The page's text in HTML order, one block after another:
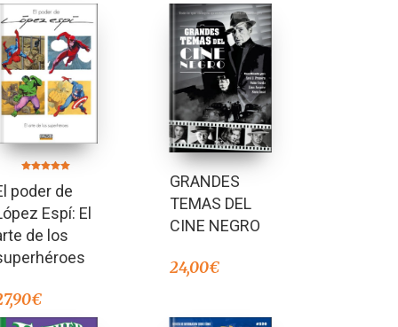
5.00
de 5
poder de
Espí: El
de los
€
GRANDES
TEMAS DEL
CINE NEGRO
24,00€